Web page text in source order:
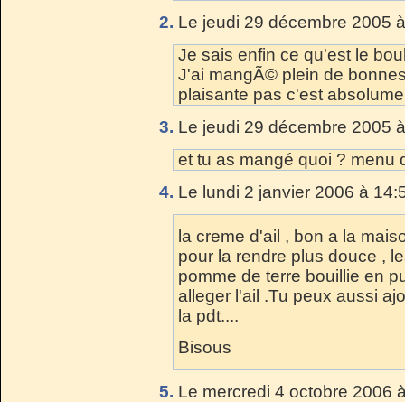
2. Le jeudi 29 décembre 2005
Je sais enfin ce qu'est le
J'ai mangÃ© plein de
plaisante pas c'est
3. Le jeudi 29 décembre 2005
et tu as mangé quoi ? menu
4. Le lundi 2 janvier 2006 à
la creme d'ail , bon a la
pour la rendre plus douce ,
pomme de terre bouillie en
alleger l'ail .Tu peux aussi
la pdt....
Bisous
5. Le mercredi 4 octobre 2006